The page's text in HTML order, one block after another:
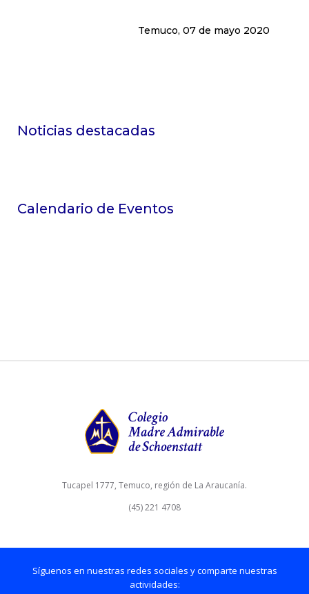
Temuco, 07 de mayo 2020
Noticias destacadas
Calendario de Eventos
Tucapel 1777, Temuco, región de La Araucanía.
(45) 221 4708
Síguenos en nuestras redes sociales y comparte nuestras
actividades: